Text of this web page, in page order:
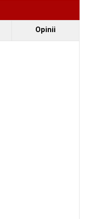
Opinii